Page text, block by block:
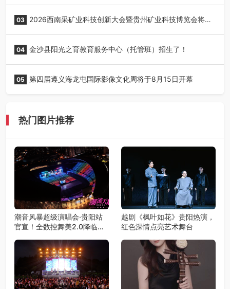
03 2026西南采矿业科技创新大会暨贵州矿业科技博览会将在
04 金沙县阳光之育教育服务中心（托管班）招生了！
05 第四届遵义海龙屯国际影像文化周将于8月15日开幕
热门图片推荐
潮音风暴超级演唱会·贵阳站
官宣！全数控舞美2.0降临，
青春DNA！
越剧《枫叶如花》贵阳热演，
红色深情点亮艺术舞台